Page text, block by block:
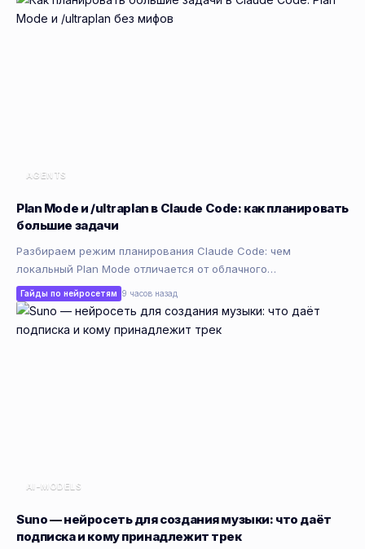
AGENTS
Plan Mode и /ultraplan в Claude Code: как планировать
большие задачи
Разбираем режим планирования Claude Code: чем
локальный Plan Mode отличается от облачного…
Гайды по нейросетям 9 часов назад
AI-MODELS
Suno — нейросеть для создания музыки: что даёт
подписка и кому принадлежит трек